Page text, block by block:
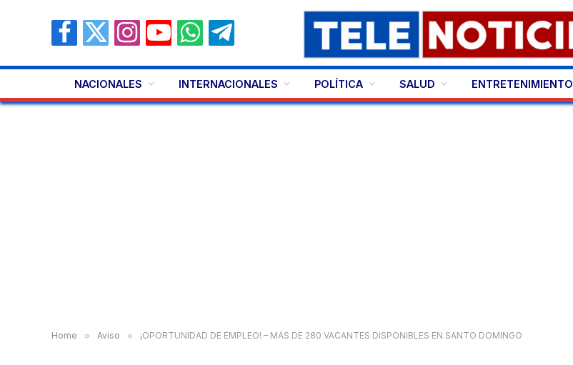
Facebook
X
InstagramYouTubeWhatsAppTelegram
NACIONALES INTERNACIONALES POLÍTICA SALUD ENTRETENIMIENTO
Home » Aviso » ¡OPORTUNIDAD DE EMPLEO! – MÁS DE 280 VACANTES DISPONIBLES EN SANTO DOMINGO